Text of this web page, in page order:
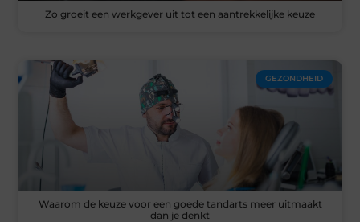
Zo groeit een werkgever uit tot een aantrekkelijke keuze
GEZONDHEID
Waarom de keuze voor een goede tandarts meer uitmaakt
dan je denkt